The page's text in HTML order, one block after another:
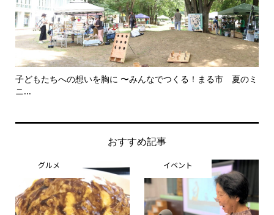
美野里中演劇部卒業夏公演 笑って終わる舞台に 〜中学生とは
思...
おすすめ記事
グルメ イベント